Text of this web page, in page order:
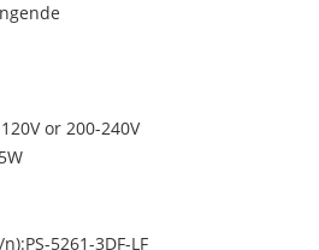
or 200-240V
5261-3DF-LF